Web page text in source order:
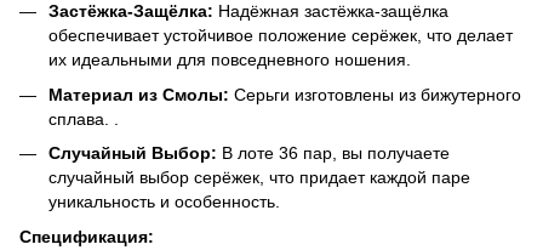
Застёжка-Защёлка: Надёжная застёжка-защёлка
обеспечивает устойчивое положение серёжек, что делает
их идеальными для повседневного ношения.
Материал из Смолы: Серьги изготовлены из бижутерного
сплава. .
Случайный Выбор: В лоте 36 пар, вы получаете
случайный выбор серёжек, что придает каждой паре
уникальность и особенность.
Спецификация: